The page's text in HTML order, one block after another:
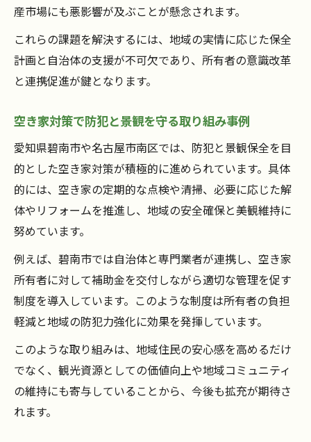
空き家相談窓口の活用方法と得られる支援
内容
空き家バンクを活用した行政の支援策とは
行政支援で実現する空き家の有効活用術
用例
資産価値維持へ向けた空き家バンクの活用方法
空き家バンクを使った資産価値向上のポイ
ント
空き家バンク利用時に押さえたい基礎知識
空き家を安全に流通させるためのバンク活
用法
空き家 バンクの登録手順と注意点を徹底解
説
空き家バンクと専門家連携で資産を守る方
法
高齢化時代における空き家問題の現状と対策
高齢化と空き家増加の現状を正しく把握す
産市場にも悪影響が及ぶことが懸念されます。
これらの課題を解決するには、地域の実情に応じた保全
計画と自治体の支援が不可欠であり、所有者の意識改革
と連携促進が鍵となります。
空き家対策で防犯と景観を守る取り組み事例
愛知県碧南市や名古屋市南区では、防犯と景観保全を目
的とした空き家対策が積極的に進められています。具体
的には、空き家の定期的な点検や清掃、必要に応じた解
体やリフォームを推進し、地域の安全確保と美観維持に
努めています。
例えば、碧南市では自治体と専門業者が連携し、空き家
所有者に対して補助金を交付しながら適切な管理を促す
制度を導入しています。このような制度は所有者の負担
軽減と地域の防犯力強化に効果を発揮しています。
このような取り組みは、地域住民の安心感を高めるだけ
でなく、観光資源としての価値向上や地域コミュニティ
の維持にも寄与していることから、今後も拡充が期待さ
れます。